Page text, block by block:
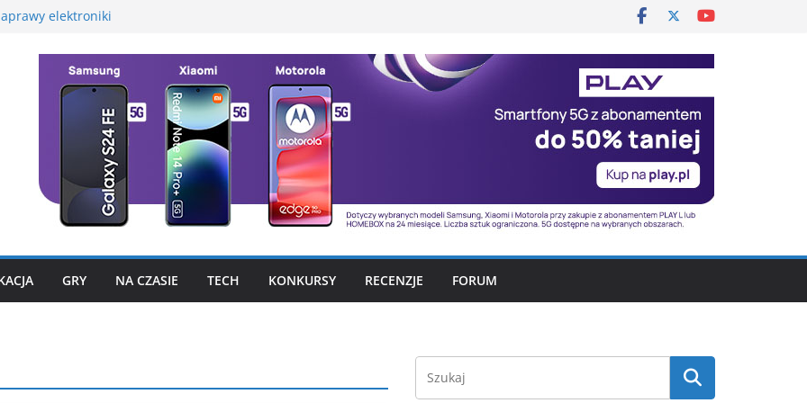
elektroniki
Huawei
2 – test, recenzja
fotograficznego
to już nie problem
GRY NA CZASIE TECH KONKURSY RECENZJE FORUM